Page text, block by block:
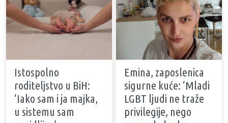
Istospolno
roditeljstvo u BiH:
‘Iako sam i ja majka,
u sistemu sam
Emina, zaposlenica
sigurne kuće: ‘Mladi
LGBT ljudi ne traže
privilegije, nego